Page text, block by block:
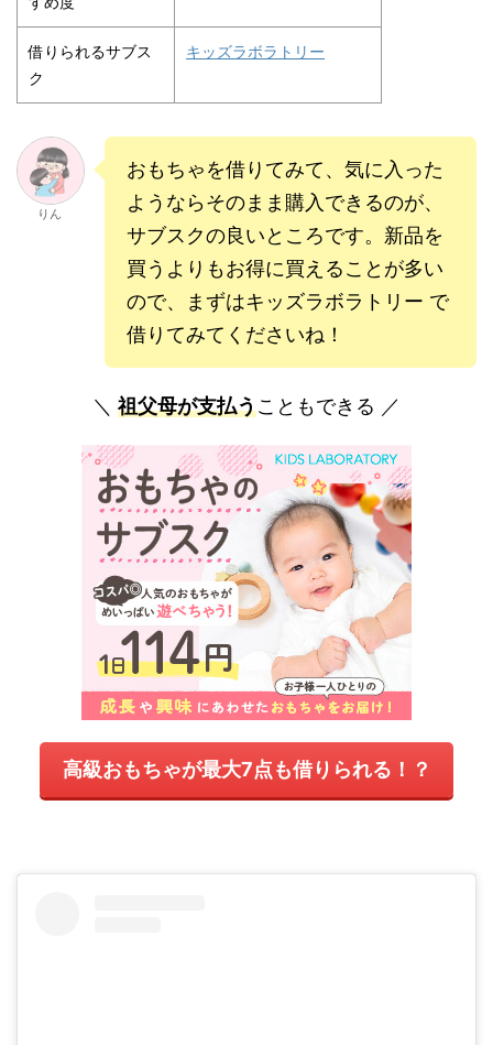
借りられるサブス
ク
キッズラボラトリー
りん
おもちゃを借りてみて、気に入った
ようならそのまま購入できるのが、
サブスクの良いところです。新品を
買うよりもお得に買えることが多い
ので、まずはキッズラボラトリー で
借りてみてくださいね！
＼ 祖父母が支払うこともできる ／
高級おもちゃが最大7点も借りられる！？